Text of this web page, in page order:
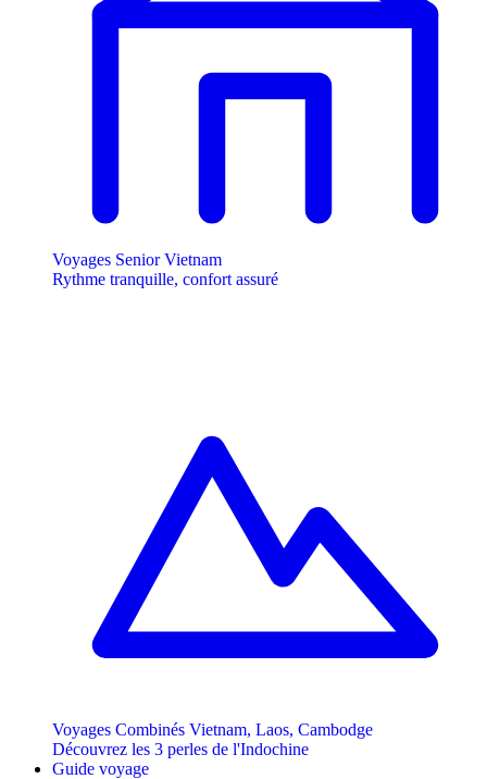
Voyages Senior Vietnam
Rythme tranquille, confort assuré
Voyages Combinés Vietnam, Laos, Cambodge
Découvrez les 3 perles de l'Indochine
Guide voyage